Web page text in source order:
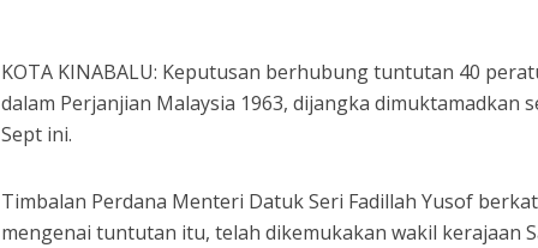
KOTA KINABALU: Keputusan berhubung tuntutan 40
dalam Perjanjian Malaysia 1963, dijangka dimuktamadkan
Sept ini.
Timbalan Perdana Menteri Datuk Seri Fadillah Yusof
mengenai tuntutan itu, telah dikemukakan wakil kerajaan